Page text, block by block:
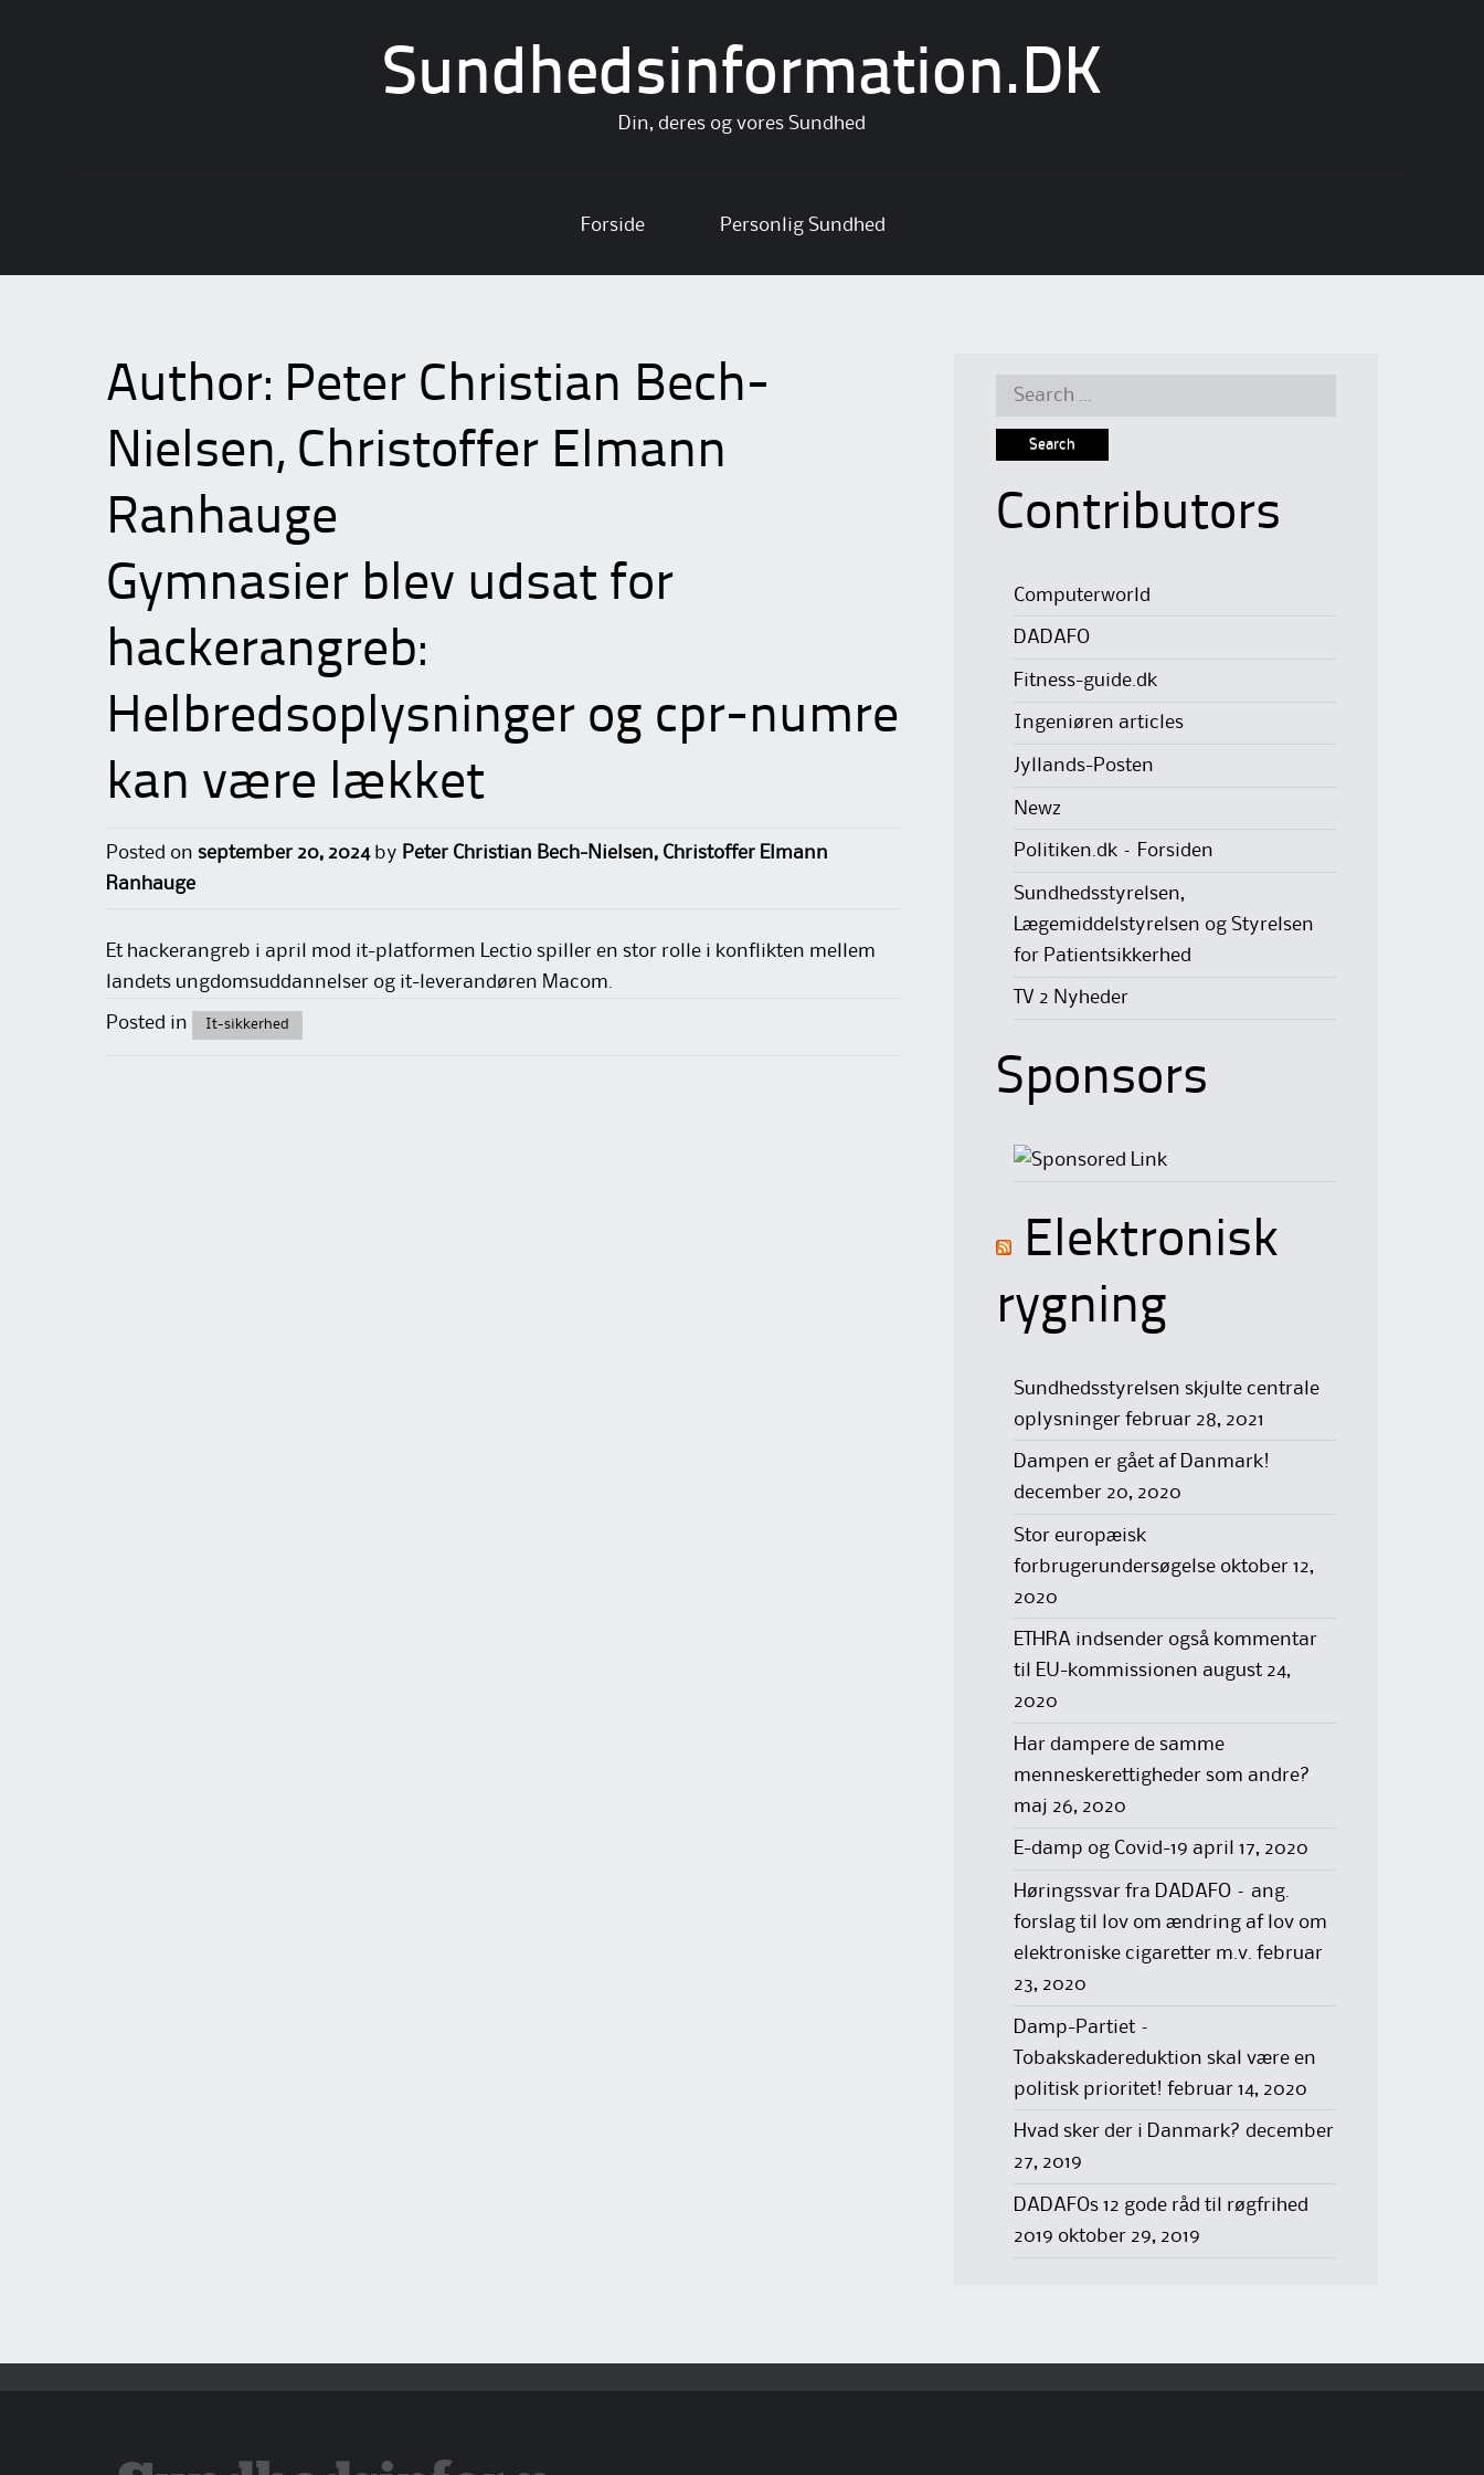
Sundhedsinformation.DK
Din, deres og vores Sundhed
content
Forside Personlig Sundhed
Author: Peter Christian Bech-
Nielsen, Christoffer Elmann
Ranhauge
Gymnasier blev udsat for
hackerangreb:
Helbredsoplysninger og cpr-numre
kan være lækket
Posted on september 20, 2024by Peter Christian Bech-Nielsen, Christoffer Elmann
Ranhauge
Et hackerangreb i april mod it-platformen Lectio spiller en stor rolle i konflikten mellem
landets ungdomsuddannelser og it-leverandøren Macom.
Posted in It-sikkerhed
Search
Contributors
Computerworld
DADAFO
Fitness-guide.dk
Ingeniøren articles
Jyllands-Posten
Newz
Politiken.dk – Forsiden
Sundhedsstyrelsen,
Lægemiddelstyrelsen og Styrelsen
for Patientsikkerhed
TV 2 Nyheder
Sponsors
Elektronisk
rygning
Sundhedsstyrelsen skjulte centrale
oplysninger februar 28, 2021
Dampen er gået af Danmark!
december 20, 2020
Stor europæisk
forbrugerundersøgelse oktober 12,
2020
ETHRA indsender også kommentar
til EU-kommissionen august 24,
2020
Har dampere de samme
menneskerettigheder som andre?
maj 26, 2020
E-damp og Covid-19 april 17, 2020
Høringssvar fra DADAFO – ang.
forslag til lov om ændring af lov om
elektroniske cigaretter m.v. februar
23, 2020
Damp-Partiet –
Tobakskadereduktion skal være en
politisk prioritet! februar 14, 2020
Hvad sker der i Danmark? december
27, 2019
DADAFOs 12 gode råd til røgfrihed
2019 oktober 29, 2019